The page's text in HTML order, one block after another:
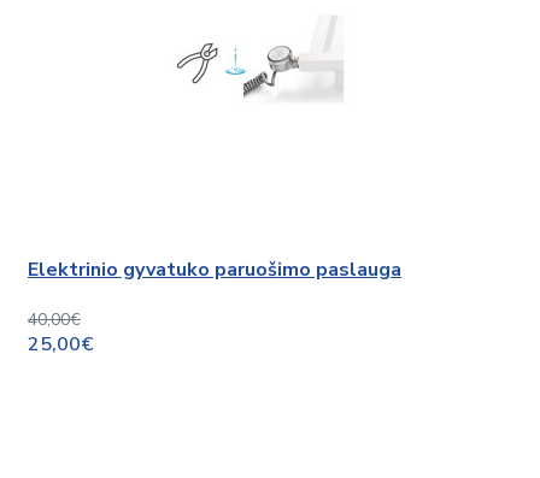
Elektrinio gyvatuko paruošimo paslauga
40,00€
25,00€